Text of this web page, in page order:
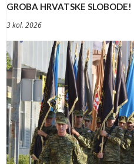
GROBA HRVATSKE SLOBODE!
3 kol. 2026